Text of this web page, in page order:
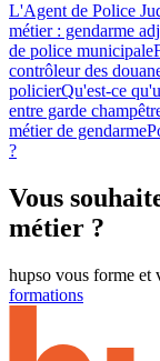
L'Agent de Police
métier : gendarme
de police municipale
contrôleur des
policierQu'est-ce
entre garde
métier de gendarme
?
Vous
métier ?
hupso vous forme et
formations